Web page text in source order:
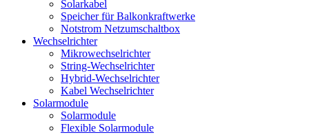
Solarkabel
Speicher für Balkonkraftwerke
Notstrom Netzumschaltbox
Wechselrichter
Mikrowechselrichter
String-Wechselrichter
Hybrid-Wechselrichter
Kabel Wechselrichter
Solarmodule
Solarmodule
Flexible Solarmodule